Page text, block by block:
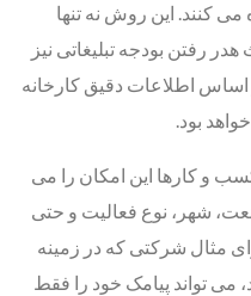
می کنند. این روش نه تنها
هدر رفتن بودجه تبلیغاتی نیز
اساس اطلاعات دقیق کارخانه
بود.
و کارها این امکان را می
شهر، نوع فعالیت و حتی
مثال شرکتی که در زمینه
می تواند پیامک خود را فقط